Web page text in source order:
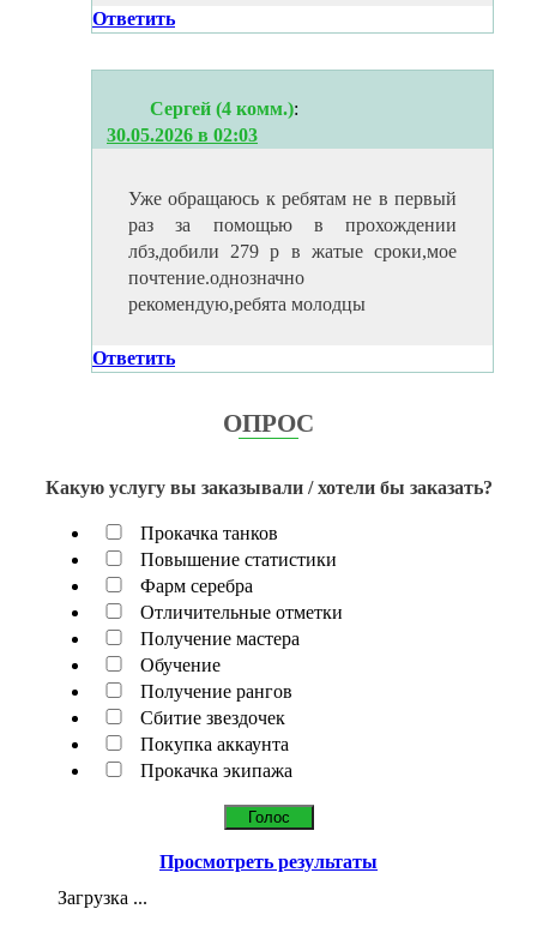
Ответить
Сергей (4 комм.):
30.05.2026 в 02:03
Уже обращаюсь к ребятам не в первый
раз за помощью в прохождении
лбз,добили 279 р в жатые сроки,мое
почтение.однозначно
рекомендую,ребята молодцы
Ответить
ОПРОС
Какую услугу вы заказывали / хотели бы заказать?
Прокачка танков
Повышение статистики
Фарм серебра
Отличительные отметки
Получение мастера
Обучение
Получение рангов
Сбитие звездочек
Покупка аккаунта
Прокачка экипажа
Просмотреть результаты
Загрузка ...